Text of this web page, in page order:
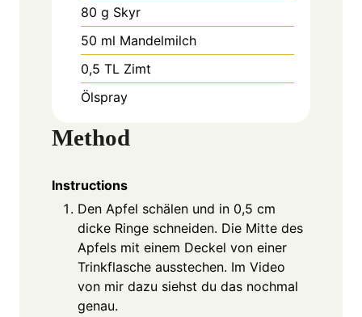
80 g Skyr
50 ml Mandelmilch
0,5 TL Zimt
Ölspray
Method
Instructions
Den Apfel schälen und in 0,5 cm
dicke Ringe schneiden. Die Mitte des
Apfels mit einem Deckel von einer
Trinkflasche ausstechen. Im Video
von mir dazu siehst du das nochmal
genau.